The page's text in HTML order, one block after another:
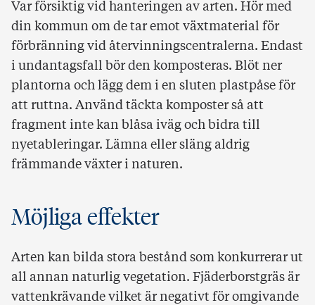
Var försiktig vid hanteringen av arten. Hör med
din kommun om de tar emot växtmaterial för
förbränning vid återvinningscentralerna. Endast
i undantagsfall bör den komposteras. Blöt ner
plantorna och lägg dem i en sluten plastpåse för
att ruttna. Använd täckta komposter så att
fragment inte kan blåsa iväg och bidra till
nyetableringar. Lämna eller släng aldrig
främmande växter i naturen.
Möjliga effekter
Arten kan bilda stora bestånd som konkurrerar ut
all annan naturlig vegetation. Fjäderborstgräs är
vattenkrävande vilket är negativt för omgivande